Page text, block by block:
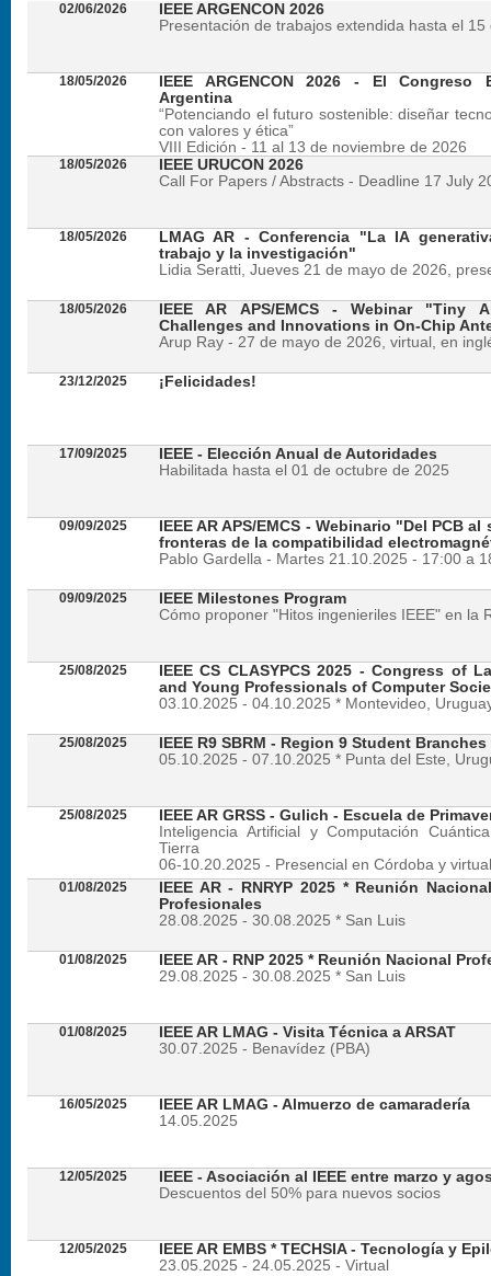
02/06/2026
IEEE ARGENCON 2026
Presentación de trabajos extendida hasta el 15
18/05/2026
IEEE ARGENCON 2026 - El
Argentina
“Potenciando el futuro sostenible: diseñar
con valores y ética”
VIII Edición - 11 al 13 de noviembre de 2026
18/05/2026
IEEE URUCON 2026
Call For Papers / Abstracts - Deadline 17 July
18/05/2026
LMAG AR - Conferencia "La IA
trabajo y la investigación"
Lidia Seratti, Jueves 21 de mayo de 2026,
18/05/2026
IEEE AR APS/EMCS - Webinar "Tiny
Challenges and Innovations in On-Chip
Arup Ray - 27 de mayo de 2026, virtual, en
23/12/2025 ¡Felicidades!
17/09/2025
IEEE - Elección Anual de Autoridades
Habilitada hasta el 01 de octubre de 2025
09/09/2025
IEEE AR APS/EMCS - Webinario "Del PCB
fronteras de la compatibilidad
Pablo Gardella - Martes 21.10.2025 - 17:00 a
09/09/2025
IEEE Milestones Program
Cómo proponer "Hitos ingenieriles IEEE" en la
25/08/2025
IEEE CS CLASYPCS 2025 - Congress of
and Young Professionals of Computer
03.10.2025 - 04.10.2025 * Montevideo,
25/08/2025
IEEE R9 SBRM - Region 9 Student
05.10.2025 - 07.10.2025 * Punta del Este,
25/08/2025
IEEE AR GRSS - Gulich - Escuela de
Inteligencia Artificial y Computación
Tierra
06-10.20.2025 - Presencial en Córdoba y virtual
01/08/2025
IEEE AR - RNRYP 2025 * Reunión
Profesionales
28.08.2025 - 30.08.2025 * San Luis
01/08/2025
IEEE AR - RNP 2025 * Reunión Nacional
29.08.2025 - 30.08.2025 * San Luis
01/08/2025
IEEE AR LMAG - Visita Técnica a ARSAT
30.07.2025 - Benavídez (PBA)
16/05/2025
IEEE AR LMAG - Almuerzo de camaradería
14.05.2025
12/05/2025
IEEE - Asociación al IEEE entre marzo y
Descuentos del 50% para nuevos socios
12/05/2025
IEEE AR EMBS * TECHSIA - Tecnología y
23.05.2025 - 24.05.2025 - Virtual